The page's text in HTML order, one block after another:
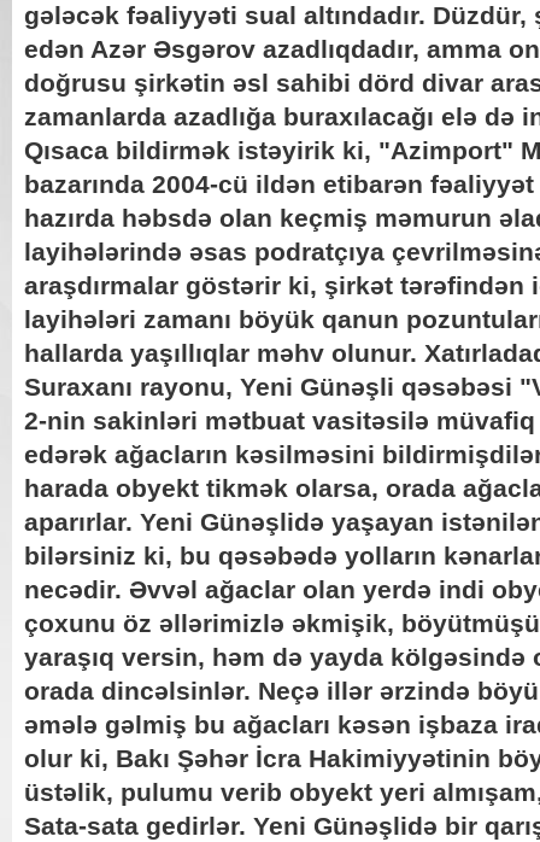
gələcək fəaliyyəti sual altındadır.
edən Azər Əsgərov azadlıqdadır, amma
doğrusu şirkətin əsl sahibi dörd divar
zamanlarda azadlığa buraxılacağı elə də
Qısaca bildirmək istəyirik ki, "Azimport"
bazarında 2004-cü ildən etibarən
hazırda həbsdə olan keçmiş məmurun
layihələrində əsas podratçıya
araşdırmalar göstərir ki, şirkət tərəfindən
layihələri zamanı böyük qanun
hallarda yaşıllıqlar məhv olunur.
Suraxanı rayonu, Yeni Günəşli qəsəbəsi
2-nin sakinləri mətbuat vasitəsilə
edərək ağacların kəsilməsini
harada obyekt tikmək olarsa, orada
aparırlar. Yeni Günəşlidə yaşayan
bilərsiniz ki, bu qəsəbədə yolların
necədir. Əvvəl ağaclar olan yerdə indi
çoxunu öz əllərimizlə əkmişik,
yaraşıq versin, həm də yayda kölgəsində
orada dincəlsinlər. Neçə illər ərzində
əmələ gəlmiş bu ağacları kəsən işbaza
olur ki, Bakı Şəhər İcra Hakimiyyətinin
üstəlik, pulumu verib obyekt yeri
Sata-sata gedirlər. Yeni Günəşlidə bir